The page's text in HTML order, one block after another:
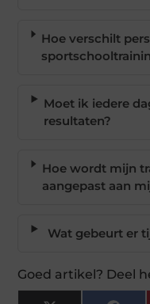
Hoe verschilt
Moet ik iedere
resultaten?
Hoe wordt mijn
aangepast aan
Wat gebeurt er
Goed artikel? Deel